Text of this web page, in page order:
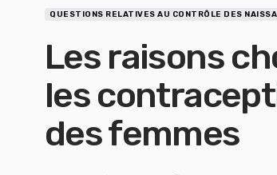
QUESTIONS RELATIVES AU CONTRÔLE DES
Les raisons
les
des femmes